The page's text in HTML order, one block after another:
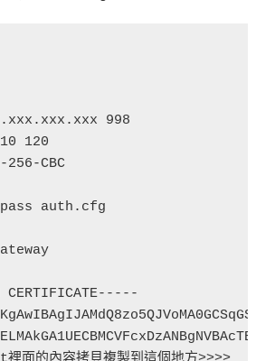
998
120
CBC
auth.cfg